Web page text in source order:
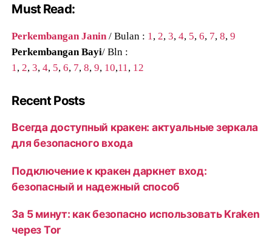
Must Read:
Perkembangan Janin/ Bulan : 1,2,3,4, 5,6, 7,8,9
Perkembangan Bayi/ Bln :
1,2,3,4, 5,6, 7,8,9, 10,11, 12
Recent Posts
Всегда доступный кракен: актуальные зеркала
для безопасного входа
Подключение к кракен даркнет вход:
безопасный и надежный способ
За 5 минут: как безопасно использовать Kraken
через Tor